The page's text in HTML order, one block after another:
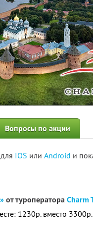
Вопросы по акции
IOS или Android и
от туроператораCharm
1230р. вместо